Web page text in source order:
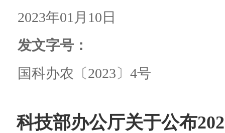
2023年01月10日
发文字号：
国科办农〔2023〕4号
科技部办公厅关于公布